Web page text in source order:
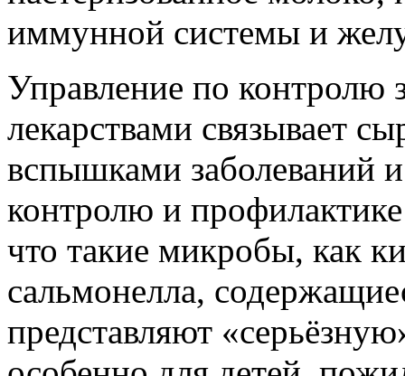
иммунной системы и
Управление по контролю
лекарствами связывает
вспышками заболеваний
контролю и
что такие микробы, как
сальмонелла,
представляют